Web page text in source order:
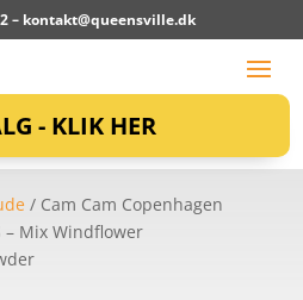
– kontakt@queensville.dk
- KLIK HER
/ Cam Cam Copenhagen
– Mix Windflower